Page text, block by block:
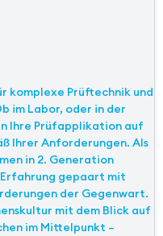
komplexe Prüftechnik und
im Labor, oder in der
Ihre Prüfapplikation auf
Ihrer Anforderungen. Als
in 2. Generation
gepaart mit
der Gegenwart.
mit dem Blick auf
im Mittelpunkt –